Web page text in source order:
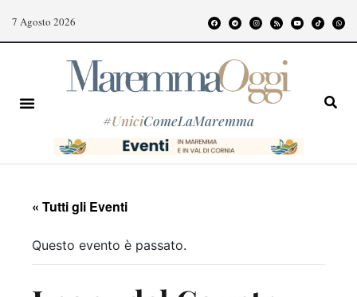
7 Agosto 2026
#UniciComeLaMaremma
« Tutti gli Eventi
Questo evento è passato.